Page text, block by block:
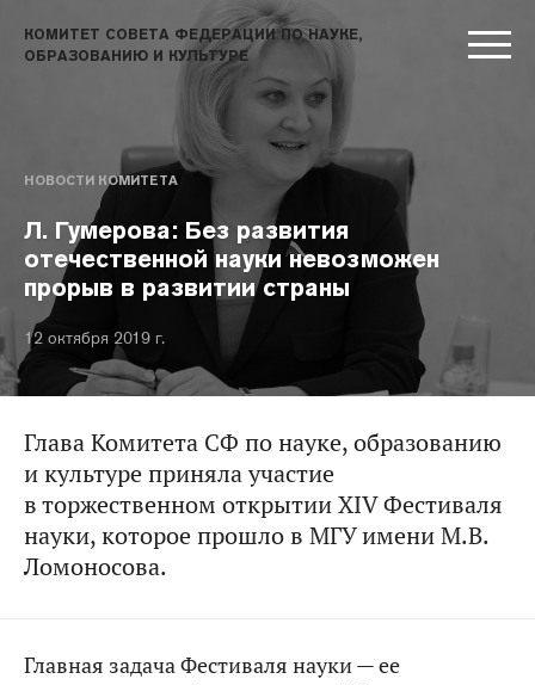
КОМИТЕТ СОВЕТА ФЕДЕРАЦИИ ПО НАУКЕ,
ОБРАЗОВАНИЮ И КУЛЬТУРЕ
НОВОСТИ КОМИТЕТА
Л. Гумерова: Без развития
отечественной науки невозможен
прорыв в развитии страны
12 октября 2019 г.
Глава Комитета СФ по науке, образованию
и культуре приняла участие
в торжественном открытии XIV Фестиваля
науки, которое прошло в МГУ имени М.В.
Ломоносова.
Главная задача Фестиваля науки — ее